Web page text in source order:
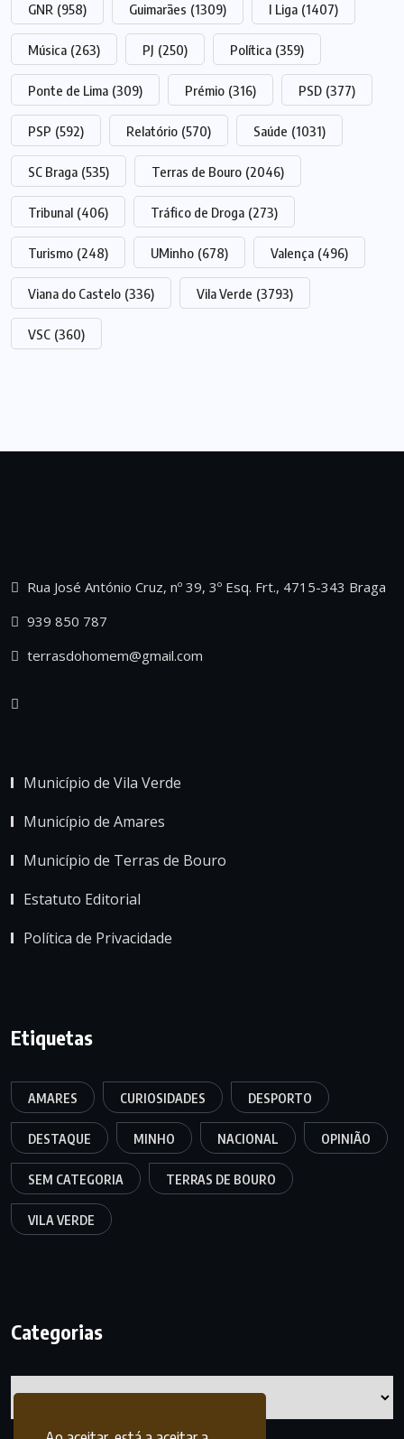
GNR (958) Guimarães (1309) I Liga (1407)
Música (263) PJ (250) Política (359)
Ponte de Lima (309) Prémio (316) PSD (377)
PSP (592) Relatório (570) Saúde (1031)
SC Braga (535) Terras de Bouro (2046)
Tribunal (406) Tráfico de Droga (273)
Turismo (248) UMinho (678) Valença (496)
Viana do Castelo (336) Vila Verde (3793)
VSC (360)
Rua José António Cruz, nº 39, 3º Esq. Frt., 4715-343 Braga
939 850 787
terrasdohomem@gmail.com
Município de Vila Verde
Município de Amares
Município de Terras de Bouro
Estatuto Editorial
Política de Privacidade
Etiquetas
AMARES CURIOSIDADES DESPORTO
DESTAQUE MINHO NACIONAL OPINIÃO
SEM CATEGORIA TERRAS DE BOURO
VILA VERDE
Categorias